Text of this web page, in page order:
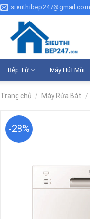
sieuthibep247@gmail.com
Bếp Từ Máy Hút Mùi
Trang chủ / Máy Rửa Bát /
-28%